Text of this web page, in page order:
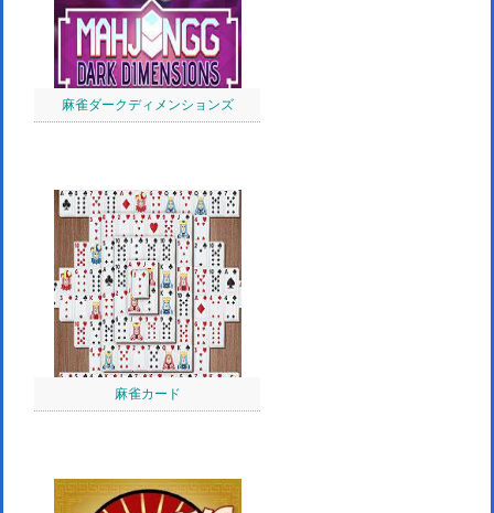
麻雀ダークディメンションズ
麻雀カード